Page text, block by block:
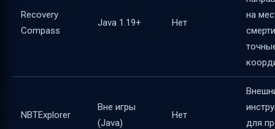
Recovery
Compass
Java 1.19+ Нет
на
NBTExplorer
Вне игры
(Java)
Нет
для